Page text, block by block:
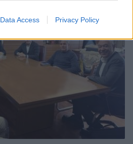
Data Access Privacy Policy